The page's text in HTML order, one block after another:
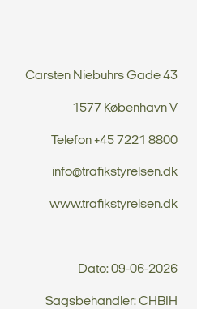
Carsten Niebuhrs Gade 43
1577 København V
Telefon +45 7221 8800
info@trafikstyrelsen.dk
www.trafikstyrelsen.dk
Dato: 09-06-2026
Sagsbehandler: CHBIH